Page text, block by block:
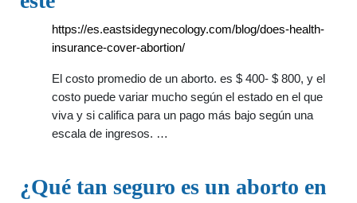
https://es.eastsidegynecology.com/blog/does-health-
insurance-cover-abortion/
El costo promedio de un aborto. es $ 400- $ 800, y el
costo puede variar mucho según el estado en el que
viva y si califica para un pago más bajo según una
escala de ingresos. …
¿Qué tan seguro es un aborto en